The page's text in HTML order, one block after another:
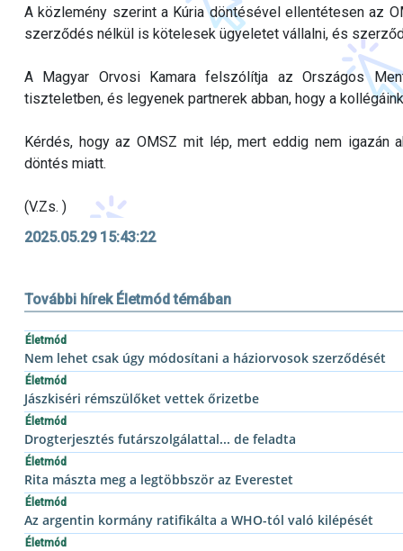
A közlemény szerint a Kúria döntésével ellentétesen az
szerződés nélkül is kötelesek ügyeletet vállalni, és
A Magyar Orvosi Kamara felszólítja az Országos
tiszteletben, és legyenek partnerek abban, hogy a
Kérdés, hogy az OMSZ mit lép, mert eddig nem igazán
döntés miatt.
(V.Zs. )
2025.05.29 15:43:22
További hírek Életmód témában
Életmód
Nem lehet csak úgy módosítani a háziorvosok szerződését
Életmód
Jászkiséri rémszülőket vettek őrizetbe
Életmód
Drogterjesztés futárszolgálattal... de feladta
Életmód
Rita mászta meg a legtöbbször az Everestet
Életmód
Az argentin kormány ratifikálta a WHO-tól való kilépését
Életmód